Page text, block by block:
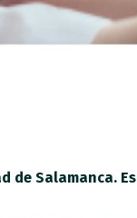
de Salamanca.